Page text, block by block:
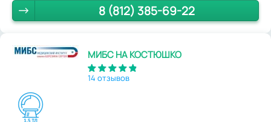
8 (812) 385-69-22
МИБС НА КОСТЮШКО
14 отзывов